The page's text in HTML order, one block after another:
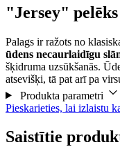
"Jersey" pelēks
Palags ir ražots no
ūdens necaurlaidīgu
šķidruma uzsūkšanās.
atsevišķi, tā pat arī pa
Produkta parametri
Pieskarieties, lai izlaistu
Saistītie